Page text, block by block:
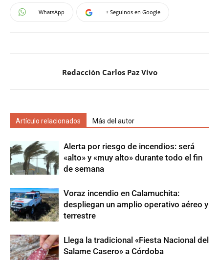
WhatsApp + Seguinos en Google
Redacción Carlos Paz Vivo
Artículo relacionados Más del autor
Alerta por riesgo de incendios: será
«alto» y «muy alto» durante todo el fin
de semana
Voraz incendio en Calamuchita:
despliegan un amplio operativo aéreo y
terrestre
Llega la tradicional «Fiesta Nacional del
Salame Casero» a Córdoba